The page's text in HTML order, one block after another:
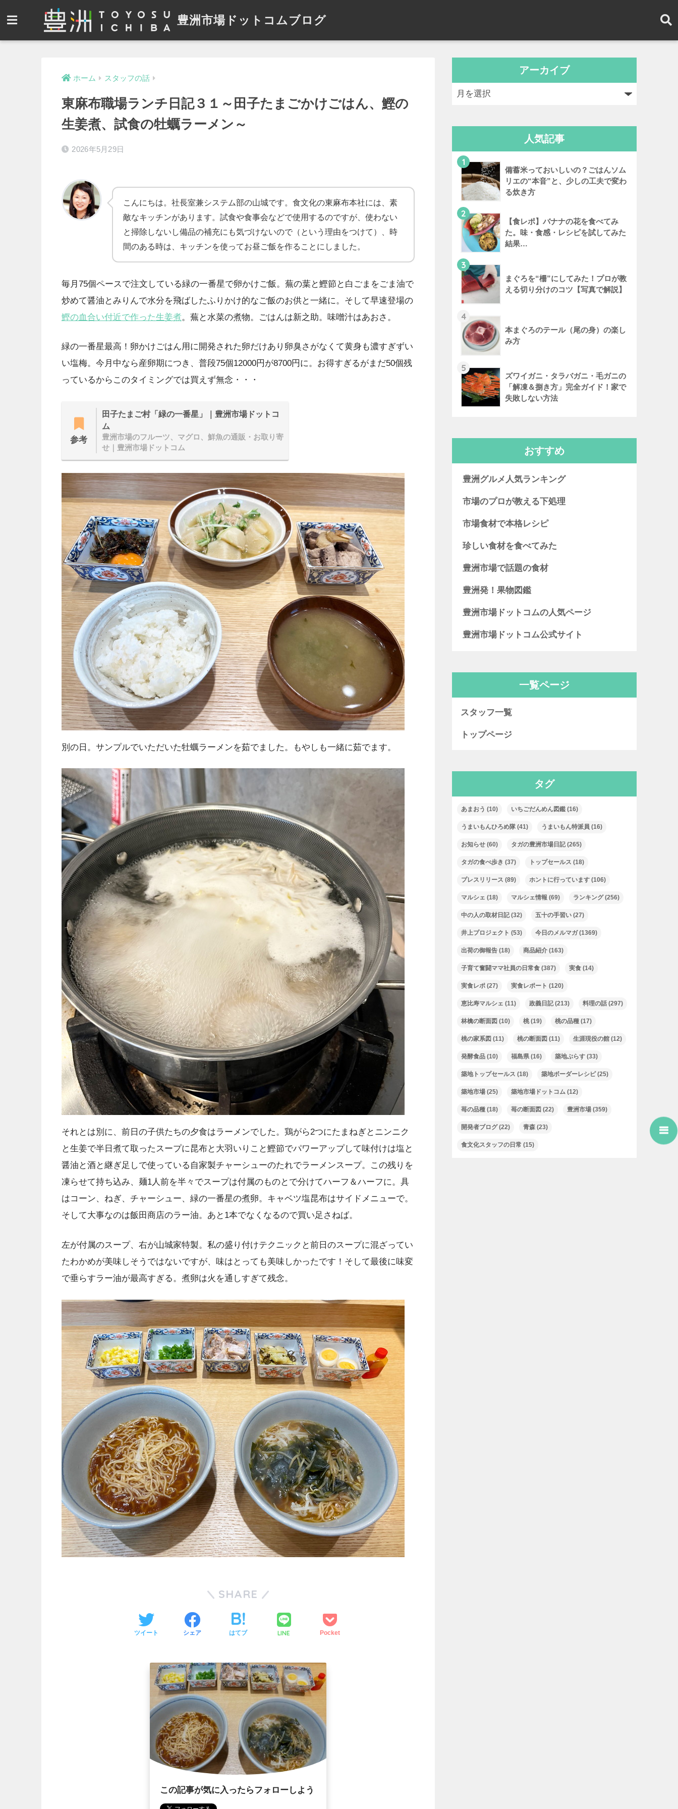
豊洲市場ドットコムブログ
ホーム スタッフの話
東麻布職場ランチ日記３１～田子たまごかけごはん、鰹の
生姜煮、試食の牡蠣ラーメン～
2026年5月29日
こんにちは。社長室兼システム部の山城です。食文化の東麻布本社には、素
敵なキッチンがあります。試食や食事会などで使用するのですが、使わない
と掃除しないし備品の補充にも気づけないので（という理由をつけて）、時
間のある時は、キッチンを使ってお昼ご飯を作ることにしました。
毎月75個ペースで注文している緑の一番星で卵かけご飯。蕪の葉と鰹節と白ごまをごま油で
炒めて醤油とみりんで水分を飛ばしたふりかけ的なご飯のお供と一緒に。そして早速登場の
鰹の血合い付近で作った生姜煮。蕪と水菜の煮物。ごはんは新之助。味噌汁はあおさ。
緑の一番星最高！卵かけごはん用に開発された卵だけあり卵臭さがなくて黄身も濃すぎずい
い塩梅。今月中なら産卵期につき、普段75個12000円が8700円に。お得すぎるがまだ50個残
っているからこのタイミングでは買えず無念・・・
参考
田子たまご村「緑の一番星」｜豊洲市場ドットコ
ム
豊洲市場のフルーツ、マグロ、鮮魚の通販・お取り寄
せ｜豊洲市場ドットコム
別の日。サンプルでいただいた牡蠣ラーメンを茹でました。もやしも一緒に茹でます。
それとは別に、前日の子供たちの夕食はラーメンでした。鶏がら2つにたまねぎとニンニク
と生姜で半日煮て取ったスープに昆布と大羽いりこと鰹節でパワーアップして味付けは塩と
醤油と酒と継ぎ足しで使っている自家製チャーシューのたれでラーメンスープ。この残りを
凍らせて持ち込み、麺1人前を半々でスープは付属のものとで分けてハーフ＆ハーフに。具
はコーン、ねぎ、チャーシュー、緑の一番星の煮卵。キャベツ塩昆布はサイドメニューで。
そして大事なのは飯田商店のラー油。あと1本でなくなるので買い足さねば。
左が付属のスープ、右が山城家特製。私の盛り付けテクニックと前日のスープに混ざってい
たわかめが美味しそうではないですが、味はとっても美味しかったです！そして最後に味変
で垂らすラー油が最高すぎる。煮卵は火を通しすぎて残念。
SHARE
ツイート シェア はてブ LINE Pocket
この記事が気に入ったらフォローしよう
アーカイブ
人気記事
1
備蓄米っておいしいの？ごはんソム
リエの“本音”と、少しの工夫で変わ
る炊き方
2
【食レポ】バナナの花を食べてみ
た。味・食感・レシピを試してみた
結果…
3
まぐろを“柵”にしてみた！プロが教
える切り分けのコツ【写真で解説】
4
本まぐろのテール（尾の身）の楽し
み方
5
ズワイガニ・タラバガニ・毛ガニの
「解凍＆捌き方」完全ガイド！家で
失敗しない方法
おすすめ
豊洲グルメ人気ランキング
市場のプロが教える下処理
市場食材で本格レシピ
珍しい食材を食べてみた
豊洲市場で話題の食材
豊洲発！果物図鑑
豊洲市場ドットコムの人気ページ
豊洲市場ドットコム公式サイト
一覧ページ
スタッフ一覧
トップページ
タグ
あまおう (10) いちごだんめん図鑑 (16)
うまいもんひろめ隊 (41) うまいもん特派員 (16)
お知らせ (60) タガの豊洲市場日記(265)
タガの食べ歩き (37) トップセールス (18)
プレスリリース (89) ホントに行っています (106)
マルシェ (18) マルシェ情報 (69) ランキング(256)
中の人の取材日記(32) 五十の手習い (27)
井上プロジェクト (53) 今日のメルマガ(1369)
出荷の御報告 (18) 商品紹介 (163)
子育て奮闘ママ社員の日常食 (387) 実食 (14)
実食レポ (27) 実食レポート (120)
恵比寿マルシェ (11) 政義日記(213) 料理の話 (297)
林檎の断面図 (10) 桃(19) 桃の品種 (17)
桃の家系図 (11) 桃の断面図 (11) 生涯現役の館 (12)
発酵食品 (10) 福島県 (16) 築地ぷらす (33)
築地トップセールス (18) 築地ボーダーレシピ(25)
築地市場 (25) 築地市場ドットコム (12)
苺の品種 (18) 苺の断面図 (22) 豊洲市場 (359)
開発者ブログ(22) 青森 (23)
食文化スタッフの日常 (15)